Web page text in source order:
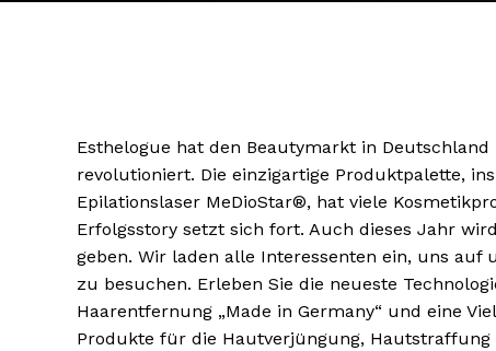
Esthelogue hat den Beautymarkt in
revolutioniert. Die einzigartige Produktpalette,
Epilationslaser MeDioStar®, hat viele
Erfolgsstory setzt sich fort. Auch dieses Jahr
geben. Wir laden alle Interessenten ein, uns auf
zu besuchen. Erleben Sie die neueste
Haarentfernung „Made in Germany“ und eine
Produkte für die Hautverjüngung, Hautstraffung